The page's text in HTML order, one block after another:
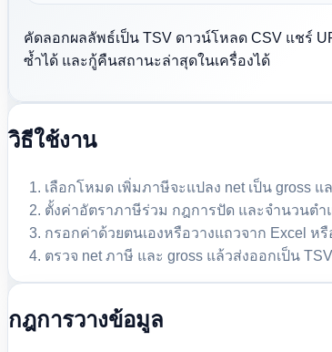
คัดลอกผลลัพธ์เป็น TSV ดาวน์โหลด CSV แชร์
ซ้ำได้ และกู้คืนสถานะล่าสุดในเครื่องได้
วิธีใช้งาน
เลือกโหมด เพิ่มภาษีจะแปลง net เป็น gross แ
ตั้งค่าอัตราภาษีร่วม กฎการปัด และจำนวนต
กรอกค่าด้วยตนเองหรือวางแถวจาก Excel หรื
ตรวจ net ภาษี และ gross แล้วส่งออกเป็น
กฎการวางข้อมูล